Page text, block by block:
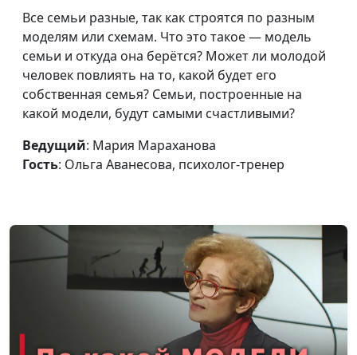
Как помочь ребенку
выбрать профессию?
Ольга Аванесова,
психолог-тренер
Насколько я одарённый?
Мария Мараханова,
Ольга Аванесова,
психолог-тренер
Одарённый родитель —
одарённый ребёнок
Мария Мараханова,
Ольга Аванесова,
Жизненный кризис как
точка роста
Мария Мараханова,
Ольга Аванесова,
психолог-тренер
#730
Зависимость и
речь?
Мария Мараханова,
Ольга Аванесова,
психолог-тренер
#729
Все семьи разные, так как строятся по разным
моделям или схемам. Что это такое — модель
семьи и откуда она берётся? Может ли молодой
человек повлиять на то, какой будет его
собственная семья? Семьи, построенные на
какой модели, будут самыми счастливыми?
Ведущий: Мария Мараханова
Гость: Ольга Аванесова, психолог-тренер